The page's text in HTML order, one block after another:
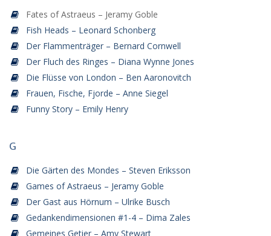
Fates of Astraeus – Jeramy Goble
Fish Heads – Leonard Schonberg
Der Flammenträger – Bernard Cornwell
Der Fluch des Ringes – Diana Wynne Jones
Die Flüsse von London – Ben Aaronovitch
Frauen, Fische, Fjorde – Anne Siegel
Funny Story – Emily Henry
G
Die Gärten des Mondes – Steven Eriksson
Games of Astraeus – Jeramy Goble
Der Gast aus Hörnum – Ulrike Busch
Gedankendimensionen #1-4 – Dima Zales
Gemeines Getier – Amy Stewart